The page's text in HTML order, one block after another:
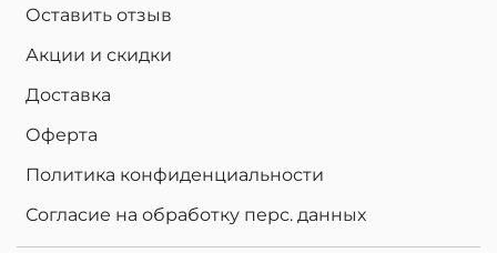
Оставить отзыв
Акции и скидки
Доставка
Оферта
Политика конфиденциальности
Согласие на обработку перс. данных